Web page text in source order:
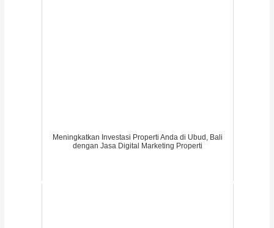
Meningkatkan Investasi Properti Anda di Ubud, Bali
dengan Jasa Digital Marketing Properti